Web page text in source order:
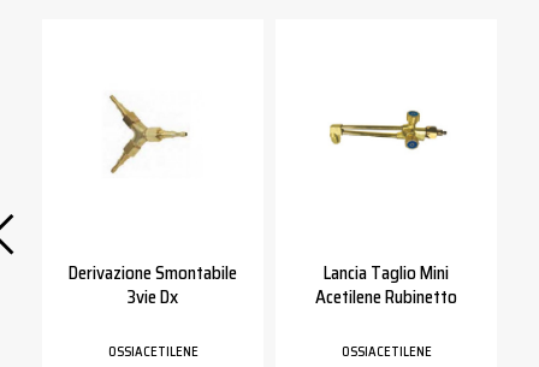
Derivazione Smontabile
3vie Dx
OSSIACETILENE
Lancia Taglio Mini
Acetilene Rubinetto
OSSIACETILENE